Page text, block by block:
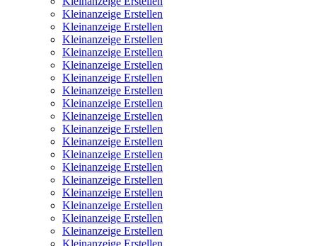
Kleinanzeige Erstellen
Kleinanzeige Erstellen
Kleinanzeige Erstellen
Kleinanzeige Erstellen
Kleinanzeige Erstellen
Kleinanzeige Erstellen
Kleinanzeige Erstellen
Kleinanzeige Erstellen
Kleinanzeige Erstellen
Kleinanzeige Erstellen
Kleinanzeige Erstellen
Kleinanzeige Erstellen
Kleinanzeige Erstellen
Kleinanzeige Erstellen
Kleinanzeige Erstellen
Kleinanzeige Erstellen
Kleinanzeige Erstellen
Kleinanzeige Erstellen
Kleinanzeige Erstellen